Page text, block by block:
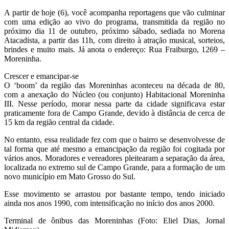
A partir de hoje (6), você acompanha reportagens que vão culminar
com uma edição ao vivo do programa, transmitida da região no
próximo dia 11 de outubro, próximo sábado, sediada no Morena
Atacadista, a partir das 11h, com direito à atração musical, sorteios,
brindes e muito mais. Já anota o endereço: Rua Fraiburgo, 1269 –
Moreninha.
Crescer e emancipar-se
O ‘boom’ da região das Moreninhas aconteceu na década de 80,
com a anexação do Núcleo (ou conjunto) Habitacional Moreninha
III. Nesse período, morar nessa parte da cidade significava estar
praticamente fora de Campo Grande, devido à distância de cerca de
15 km da região central da cidade.
No entanto, essa realidade fez com que o bairro se desenvolvesse de
tal forma que até mesmo a emancipação da região foi cogitada por
vários anos. Moradores e vereadores pleitearam a separação da área,
localizada no extremo sul de Campo Grande, para a formação de um
novo município em Mato Grosso do Sul.
Esse movimento se arrastou por bastante tempo, tendo iniciado
ainda nos anos 1990, com intensificação no início dos anos 2000.
Terminal de ônibus das Moreninhas (Foto: Eliel Dias, Jornal